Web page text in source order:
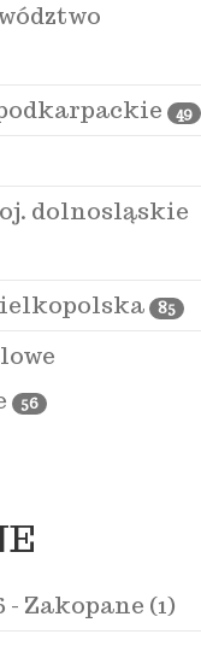
49
dolnosląskie
85
56
Zakopane (1)